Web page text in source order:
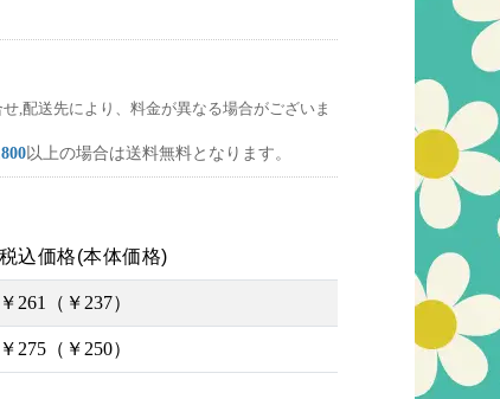
,配送先により、料金が異なる場合がございま
以上の場合は送料無料となります。
税込価格(本体価格)
￥261（￥237）
￥275（￥250）